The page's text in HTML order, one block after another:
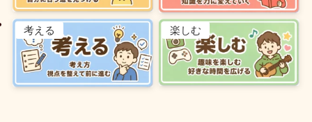
考える 楽しむ